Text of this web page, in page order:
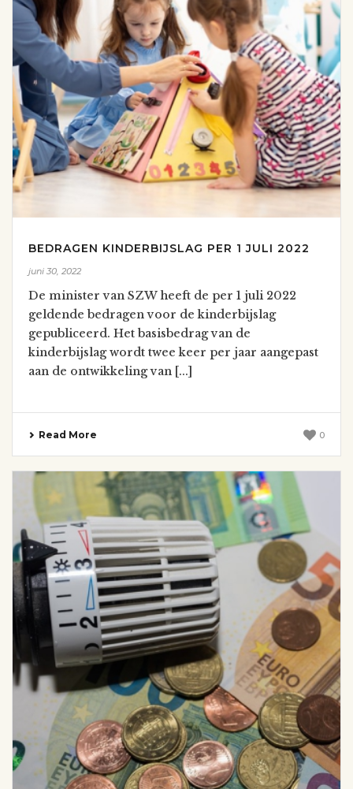
BEDRAGEN KINDERBIJSLAG PER 1 JULI 2022
juni 30, 2022
De minister van SZW heeft de per 1 juli 2022
geldende bedragen voor de kinderbijslag
gepubliceerd. Het basisbedrag van de
kinderbijslag wordt twee keer per jaar aangepast
aan de ontwikkeling van [...]
Read More 0